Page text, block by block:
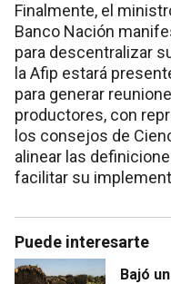
Finalmente, el
Banco Nación
para descentralizar
la Afip estará
para generar
productores, con
los consejos de
alinear las
facilitar su
Puede interesarte
Bajó